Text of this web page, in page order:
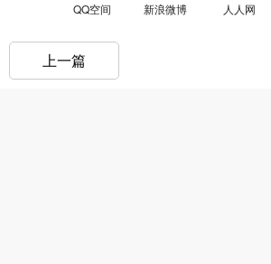
QQ空间 新浪微博 人人网
上一篇